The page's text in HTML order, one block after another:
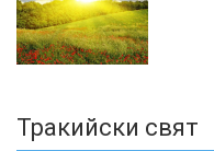
Тракийски свят